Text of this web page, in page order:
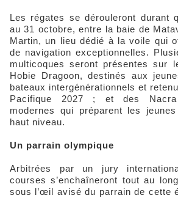
Les régates se dérouleront durant
au 31 octobre, entre la baie de
Martin, un lieu dédié à la voile qui
de navigation exceptionnelles.
multicoques seront présentes sur
Hobie Dragoon, destinés aux
bateaux intergénérationnels et
Pacifique 2027 ; et des Nacra
modernes qui préparent les
haut niveau.
Un parrain olympique
Arbitrées par un jury
courses s’enchaîneront tout au
sous l’œil avisé du parrain de cette